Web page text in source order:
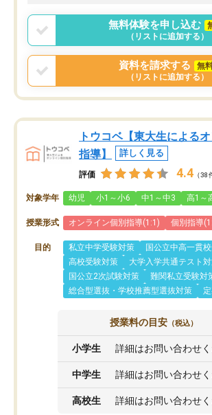
無料体験を申し込む
（リストに追加する）
資料を請求する
無
（リストに追加する）
トウコベ【東大生による
指導】
詳しく見る
評価 4.4 （38
対象学年 幼児 小1～小6 中1～中3 高1～
授業形式 オンライン個別指導(1:1) 個別指導
目的 私立中学受験対策
国公立中高一貫
高校受験対策
大学入学共通テスト
国公立2次試験対策
難関私立受験対
総合型選抜・学校推薦型選抜対策
授業料の目安 （税込）
小学生 詳細はお問い合わせ
中学生 詳細はお問い合わせ
高校生 詳細はお問い合わせ